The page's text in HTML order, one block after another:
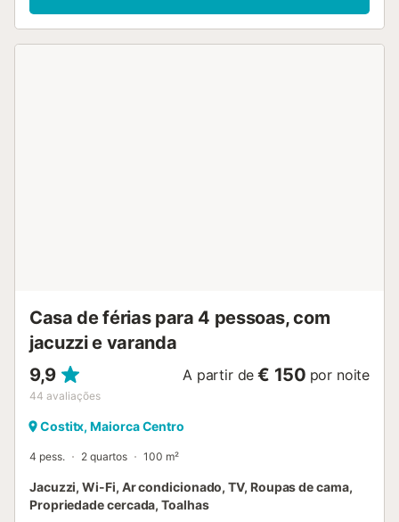
Casa de férias para 4 pessoas, com
jacuzzi e varanda
9,9
44 avaliações
A partir de € 150 por noite
Costitx, Maiorca Centro
4 pess. 2 quartos 100 m²
Jacuzzi, Wi-Fi, Ar condicionado, TV, Roupas de cama,
Propriedade cercada, Toalhas